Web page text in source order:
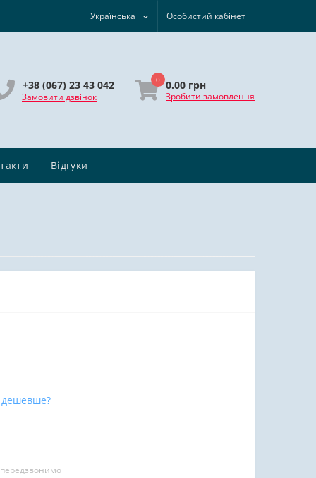
Українська Особистий кабінет
+38 (067) 23 43 042
Замовити дзвінок
0 0.00 грн
Зробити замовлення
Відгуки